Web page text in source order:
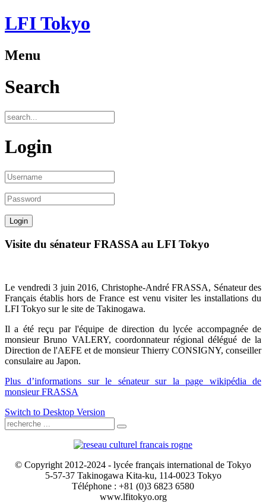
LFI Tokyo
Menu
Search
Login
Visite du sénateur FRASSA au LFI Tokyo
Le vendredi 3 juin 2016, Christophe-André FRASSA, Sénateur des
Français établis hors de France est venu visiter les installations du
LFI Tokyo sur le site de Takinogawa.
Il a été reçu par l'équipe de direction du lycée accompagnée de
monsieur Bruno VALERY, coordonnateur régional délégué de la
Direction de l'AEFE et de monsieur Thierry CONSIGNY, conseiller
consulaire au Japon.
Plus d’informations sur le sénateur sur la page wikipédia de
monsieur FRASSA
Switch to Desktop Version
© Copyright 2012-2024 - lycée français international de Tokyo
5-57-37 Takinogawa Kita-ku, 114-0023 Tokyo
Téléphone : +81 (0)3 6823 6580
www.lfitokyo.org